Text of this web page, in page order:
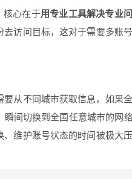
核心在于用专业工具解决专业
访问目标，这对于需要多账
从不同城市获取信息，如果
间切换到全国任意城市的网
维护账号状态的时间被极大